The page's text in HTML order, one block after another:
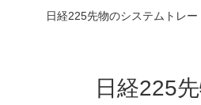
日経225先物のシステムトレ
日経225